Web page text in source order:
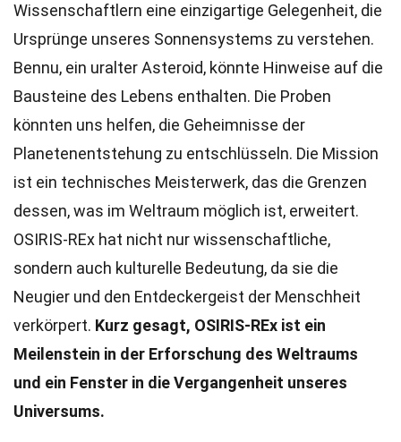
Wissenschaftlern eine einzigartige Gelegenheit, die
Ursprünge unseres Sonnensystems zu verstehen.
Bennu, ein uralter Asteroid, könnte Hinweise auf die
Bausteine des Lebens enthalten. Die Proben
könnten uns helfen, die Geheimnisse der
Planetenentstehung zu entschlüsseln. Die Mission
ist ein technisches Meisterwerk, das die Grenzen
dessen, was im Weltraum möglich ist, erweitert.
OSIRIS-REx hat nicht nur wissenschaftliche,
sondern auch kulturelle Bedeutung, da sie die
Neugier und den Entdeckergeist der Menschheit
verkörpert. Kurz gesagt, OSIRIS-REx ist ein
Meilenstein in der Erforschung des Weltraums
und ein Fenster in die Vergangenheit unseres
Universums.